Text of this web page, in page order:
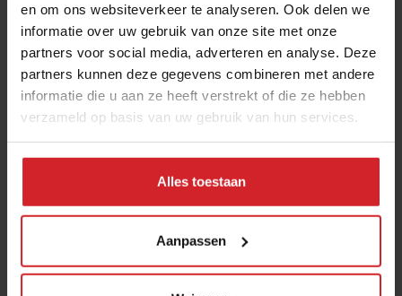
en om ons websiteverkeer te analyseren. Ook delen we
informatie over uw gebruik van onze site met onze
partners voor social media, adverteren en analyse. Deze
partners kunnen deze gegevens combineren met andere
informatie die u aan ze heeft verstrekt of die ze hebben
verzameld op basis van uw gebruik van hun services.
Alles toestaan
Aanpassen
Nieuw magazine online: DO. GREAT. THINGS.
Trends, foodinfluencers, actiehelden in food en
26 oktober 2021| 1 min
Foodservice Duurzaamheid